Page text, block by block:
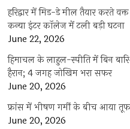
हरिद्वार में मिड-डे मील तैयार करते
कन्या इंटर कॉलेज में टली बड़ी घटना
June 22, 2026
हिमाचल के लाहुल-स्पीति में बिन
हैरान; 4 जगह जोखिम भरा सफर
June 20, 2026
फ्रांस में भीषण गर्मी के बीच आया
June 20, 2026